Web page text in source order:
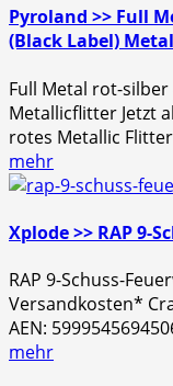
Pyroland >> Full
(Black Label)
Full Metal rot-silber
Metallicflitter Jetzt
rotes Metallic
mehr
Xplode >> RAP 9-
RAP 9-Schuss-
Versandkosten*
AEN:
mehr